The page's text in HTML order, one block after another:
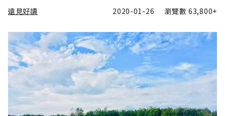
遠見好讀 2020-01-26 瀏覽數63,800+